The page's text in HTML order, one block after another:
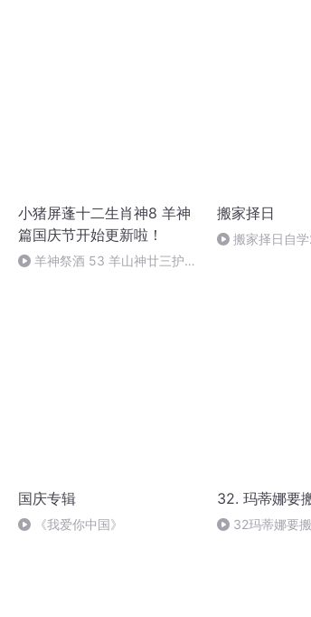
小猪屏蓬十二生肖神8 羊神
篇国庆节开始更新啦！
羊神祭酒 53 羊山神廿三护祭
搬家择日
搬家择日自
国庆专辑
《我爱你中国》
32. 玛蒂娜要
32玛蒂娜要